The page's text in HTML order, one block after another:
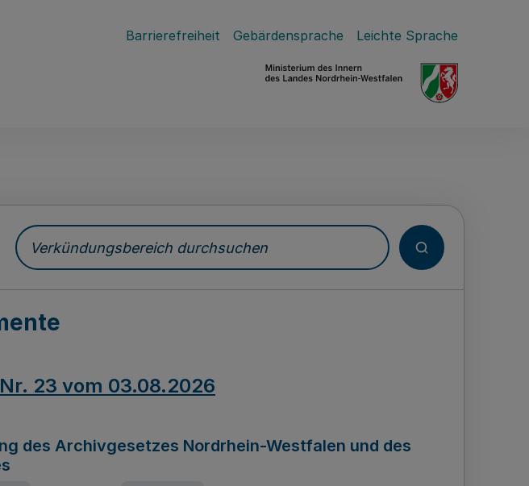
Barrierefreiheit Gebärdensprache Leichte Sprache
Verkündungsbereich durchsuchen
23 vom 03.08.2026
des Archivgesetzes Nordrhein-Westfalen und des